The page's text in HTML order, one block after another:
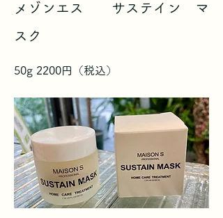
メゾンエス サステイン マ
スク
50g 2200円（税込）